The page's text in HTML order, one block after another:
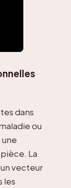
dans
ou
La
vecteur
les